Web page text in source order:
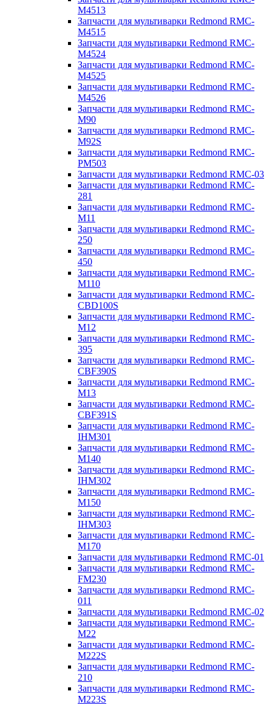
M4513
Запчасти для мультиварки Redmond RMC-
M4515
Запчасти для мультиварки Redmond RMC-
M4524
Запчасти для мультиварки Redmond RMC-
M4525
Запчасти для мультиварки Redmond RMC-
M4526
Запчасти для мультиварки Redmond RMC-
M90
Запчасти для мультиварки Redmond RMC-
M92S
Запчасти для мультиварки Redmond RMC-
PM503
Запчасти для мультиварки Redmond RMC-03
Запчасти для мультиварки Redmond RMC-
281
Запчасти для мультиварки Redmond RMC-
M11
Запчасти для мультиварки Redmond RMC-
250
Запчасти для мультиварки Redmond RMC-
450
Запчасти для мультиварки Redmond RMC-
M110
Запчасти для мультиварки Redmond RMC-
CBD100S
Запчасти для мультиварки Redmond RMC-
M12
Запчасти для мультиварки Redmond RMC-
395
Запчасти для мультиварки Redmond RMC-
CBF390S
Запчасти для мультиварки Redmond RMC-
M13
Запчасти для мультиварки Redmond RMC-
CBF391S
Запчасти для мультиварки Redmond RMC-
IHM301
Запчасти для мультиварки Redmond RMC-
M140
Запчасти для мультиварки Redmond RMC-
IHM302
Запчасти для мультиварки Redmond RMC-
M150
Запчасти для мультиварки Redmond RMC-
IHM303
Запчасти для мультиварки Redmond RMC-
M170
Запчасти для мультиварки Redmond RMC-01
Запчасти для мультиварки Redmond RMC-
FM230
Запчасти для мультиварки Redmond RMC-
011
Запчасти для мультиварки Redmond RMC-02
Запчасти для мультиварки Redmond RMC-
M22
Запчасти для мультиварки Redmond RMC-
M222S
Запчасти для мультиварки Redmond RMC-
210
Запчасти для мультиварки Redmond RMC-
M223S